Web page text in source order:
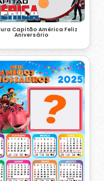
Capitão América Feliz
Aniversário